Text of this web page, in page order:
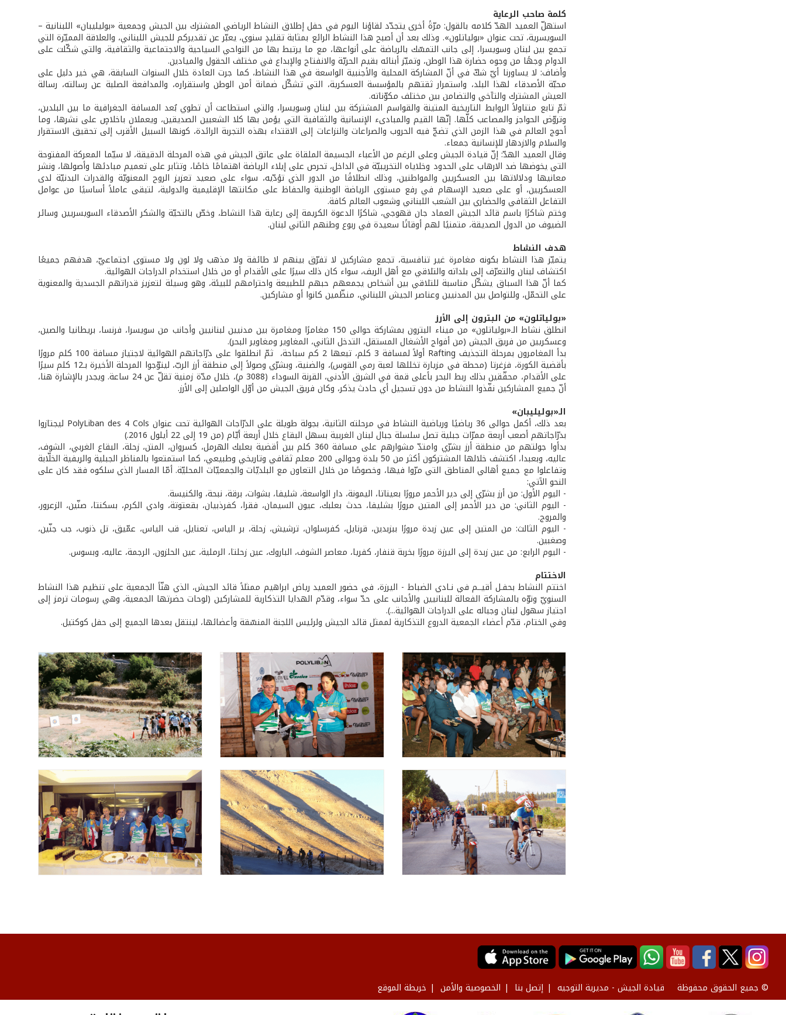
كلمة صاحب الرعاية
استهلّ العميد الهدّ كلامه بالقول: مرّةً أخرى يتجدّد لقاؤنا اليوم في حفل إطلاق النشاط الرياضي المشترك بين الجيش وجمعية «بوليليبان» اللبنانية –
السويسرية، تحت عنوان «بولياتلون». وذلك بعد أن أصبح هذا النشاط الرائع بمثابة تقليدٍ سنوي، يعبّر عن تقديركم للجيش اللبناني، والعلاقة المميّزة التي
تجمع بين لبنان وسويسرا، إلى جانب التمسّك بالرياضة على أنواعها، مع ما يرتبط بها من النواحي السياحية والاجتماعية والثقافية، والتي شكّلت على
الدوام وجهًا من وجوه حضارة هذا الوطن، وتميّز أبنائه بقيم الحريّة والانفتاح والإبداع في مختلف الحقول والميادين.
وأضاف: لا يساورنا أيّ شكّ في أنّ المشاركة المحلية والأجنبية الواسعة في هذا النشاط، كما جرت العادة خلال السنوات السابقة، هي خير دليل على
محبّة الأصدقاء لهذا البلد، واستمرار ثقتهم بالمؤسسة العسكرية، التي تشكّل ضمانة أمن الوطن واستقراره، والمدافعة الصلبة عن رسالته، رسالة
العيش المشترك والتآخي والتضامن بين مختلف مكوّناته.
ثمّ تابع متناولاً الروابط التاريخية المتينة والقواسم المشتركة بين لبنان وسويسرا، والتي استطاعت أن تطوي بُعد المسافة الجغرافية ما بين البلدين،
وتروّض الحواجز والمصاعب كلّها. إنّها القيم والمبادىء الإنسانية والثقافية التي يؤمن بها كلا الشعبين الصديقين، ويعملان باخلاصٍ على نشرها، وما
أحوج العالم في هذا الزمن الذي تضجّ فيه الحروب والصراعات والنزاعات إلى الاقتداء بهذه التجربة الرائدة، كونها السبيل الأقرب إلى تحقيق الاستقرار
والسلام والازدهار للإنسانية جمعاء.
وقال العميد الهدّ: إنّ قيادة الجيش وعلى الرغم من الأعباء الجسيمة الملقاة على عاتق الجيش في هذه المرحلة الدقيقة، لا سيّما المعركة المفتوحة
التي يخوضها ضد الارهاب على الحدود وخلاياه التخريبيّة في الداخل، تحرص على إيلاء الرياضة اهتمامًا خاصًا، وتثابر على تعميم مبادئها وأصولها، ونشر
معانيها ودلالاتها بين العسكريين والمواطنين، وذلك انطلاقًا من الدور الذي تؤدّيه، سواء على صعيد تعزيز الروح المعنويّة والقدرات البدنيّة لدى
العسكريين، أو على صعيد الإسهام في رفع مستوى الرياضة الوطنية والحفاظ على مكانتها الإقليمية والدولية، لتبقى عاملاً أساسيًا من عوامل
التفاعل الثقافي والحضاري بين الشعب اللبناني وشعوب العالم كافة.
وختم شاكرًا باسم قائد الجيش العماد جان قهوجي، شاكرًا الدعوة الكريمة إلى رعاية هذا النشاط، وخصّ بالتحيّة والشكر الأصدقاء السويسريين وسائر
الضيوف من الدول الصديقة، متمنيًا لهم أوقاتًا سعيدة في ربوع وطنهم الثاني لبنان.
هدف النشاط
يتميّز هذا النشاط بكونه مغامرة غير تنافسية، تجمع مشاركين لا تفرّق بينهم لا طائفة ولا مذهب ولا لون ولا مستوى اجتماعيّ، هدفهم جميعًا
اكتشاف لبنان والتعرّف إلى بلداته والتلاقي مع أهل الريف، سواء كان ذلك سيرًا على الأقدام أو من خلال استخدام الدراجات الهوائية.
كما أنّ هذا السباق يشكّل مناسبة للتلاقي بين أشخاص يجمعهم حبهم للطبيعة واحترامهم للبيئة، وهو وسيلة لتعزيز قدراتهم الجسدية والمعنوية
على التحمّل، وللتواصل بين المدنيين وعناصر الجيش اللبناني، منظّمين كانوا أو مشاركين.
«بولياتلون» من البترون إلى الأرز
انطلق نشاط الـ«بولياتلون» من ميناء البترون بمشاركة حوالى 150 مغامرًا ومغامرة بين مدنيين لبنانيين وأجانب من سويسرا، فرنسا، بريطانيا والصين،
وعسكريين من فريق الجيش (من أفواج الأشغال المستقل، التدخل الثاني، المغاوير ومغاوير البحر).
بدأ المغامرون بمرحلة التجذيف Rafting أولاً لمسافة 3 كلم، تبعها 2 كم سباحة، ثمّ انطلقوا على درّاجاتهم الهوائية لاجتياز مسافة 100 كلم مرورًا
بأقضية الكورة، فزغرتا (محطة في مزيارة تخللها لعبة رمي القوس)، والضنية، وبشرّي وصولاً إلى منطقة أرز الربّ، ليتوّجوا المرحلة الأخيرة بـ12 كلم سيرًا
على الأقدام، محقّقين بذلك ربط البحر بأعلى قمة في الشرق الأدنى، القرنة السوداء (3088 م)، خلال مدّة زمنية تقلّ عن 24 ساعة. ويجدر بالإشارة هنا،
أنّ جميع المشاركين نفّذوا النشاط من دون تسجيل أي حادث يذكر، وكان فريق الجيش من أوّل الواصلين إلى الأرز.
الـ«بوليليبان»
بعد ذلك، أكمل حوالى 36 رياضيًا ورياضية النشاط في مرحلته الثانية، بجولة طويلة على الدرّاجات الهوائية تحت عنوان PolyLiban des 4 Cols ليجتازوا
بدرّاجاتهم أصعب أربعة ممرّات جبلية تصل سلسلة جبال لبنان الغربية بسهل البقاع خلال أربعة أيّام (من 19 إلى 22 أيلول 2016.)
بدأوا جولتهم من منطقة أرز بشرّي وامتدّ مشوارهم على مسافة 360 كلم بين أقضية بعلبك الهرمل، كسروان، المتن، زحلة، البقاع الغربي، الشوف،
عاليه، وبعبدا، اكتشف خلالها المشتركون أكثر من 50 بلدة وحوالى 200 معلم ثقافي وتاريخي وطبيعي، كما استمتعوا بالمناظر الجبلية والريفية الخلّابة
وتفاعلوا مع جميع أهالي المناطق التي مرّوا فيها، وخصوصًا من خلال التعاون مع البلديّات والجمعيّات المحليّة. أمّا المسار الذي سلكوه فقد كان على
النحو الآتي:
- اليوم الأول: من أرز بشرّي إلى دير الأحمر مرورًا بعيناتا، اليمونة، دار الواسعة، شليفا، بشوات، برقة، نبحة، والكنيسة.
- اليوم الثاني: من دير الأحمر إلى المتين مرورًا بشليفا، حدث بعلبك، عيون السيمان، فقرا، كفرذبيان، بقعتوتة، وادي الكرم، بسكنتا، صنّين، الزعرور،
والمروج.
- اليوم الثالث: من المتين إلى عين زبدة مرورًا ببزبدين، قرنايل، كفرسلوان، ترشيش، زحلة، بر الياس، تعنايل، قب الياس، عمّيق، تل ذنوب، جب جنّين،
وصغبين.
- اليوم الرابع: من عين زبدة إلى اليرزة مرورًا بخربة قنفار، كفريا، معاصر الشوف، الباروك، عين زحلتا، الرملية، عين الحلزون، الرجمة، عاليه، وبسوس.
الاختتام
اختتم النشاط بحفـل أقيــم في نـادي الضباط - اليرزة، في حضور العميد رياض ابراهيم ممثلاً قائد الجيش، الذي هنّأ الجمعية على تنظيم هذا النشاط
السنويّ ونوّه بالمشاركة الفعالة للبنانيين والأجانب على حدّ سواء، وقدّم الهدايا التذكارية للمشاركين (لوحات حضرتها الجمعية، وهي رسومات ترمز إلى
اجتياز سهول لبنان وجباله على الدراجات الهوائية...).
وفي الختام، قدّم أعضاء الجمعية الدروع التذكارية لممثل قائد الجيش ولرئيس اللجنة المنسّقة وأعضائها، لينتقل بعدها الجميع إلى حفل كوكتيل.
© جميع الحقوق محفوظة قيادة الجيش - مديرية التوجيه إتصل بنا الخصوصية والأمن خريطة الموقع